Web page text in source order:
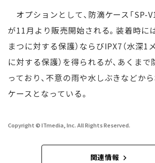
オプションとして、防滴ケース「SP-V1
が11月より販売開始される。装着時に
まつに対する保護）ならびIPX7（水深1
に対する保護）を得られるが、あくま
っており、不意の雨や水しぶきなどか
ケースとなっている。
Copyright © ITmedia, Inc. All Rights Reserved.
関連情報